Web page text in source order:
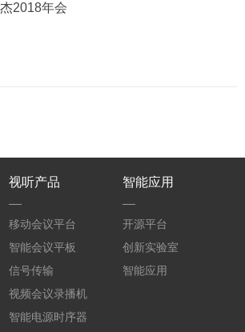
2018年会
视听产品
移动会议平台
智能会议平板
信号传输
视频会议录播机
智能电源时序器
智能应用
开源平台
创新实验室
智能应用